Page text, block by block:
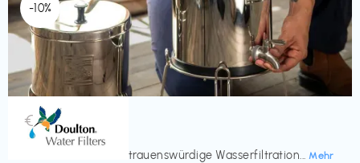
-10%
Küche & Haushalt
Doulton
Seit 200 Jahren vertrauenswürdige Wasserfiltration... Mehr
€‎